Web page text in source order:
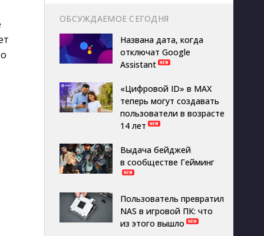
ОБСУЖДАЕМОЕ СЕГОДНЯ
Названа дата, когда
отключат Google
Assistant
«Цифровой ID» в MAX
теперь могут создавать
пользователи в возрасте
14 лет
Выдача бейджей
в сообществе Гейминг
Пользователь превратил
NAS в игровой ПК: что
из этого вышло